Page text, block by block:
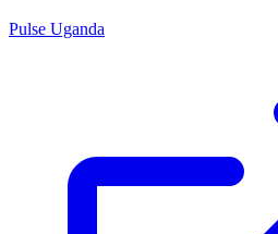
Pulse Uganda